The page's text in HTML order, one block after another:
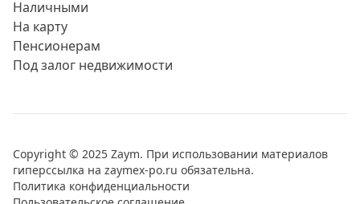
Наличными
На карту
Пенсионерам
Под залог недвижимости
Copyright © 2025 Zaym. При использовании материалов
гиперссылка на zaymex-po.ru обязательна.
Политика конфиденциальности